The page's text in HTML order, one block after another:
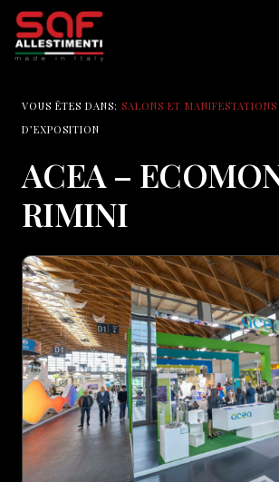
VOUS ÊTES DANS: SALONS ET MANIFESTATIONS
D’EXPOSITION
ACEA –
RIMINI